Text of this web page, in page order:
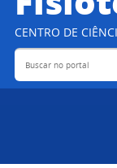
CENTRO DE
Buscar no portal